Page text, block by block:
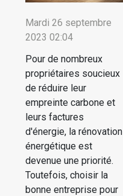
Mardi 26 septembre
2023 02:04
Pour de nombreux
propriétaires soucieux
de réduire leur
empreinte carbone et
leurs factures
d'énergie, la rénovation
énergétique est
devenue une priorité.
Toutefois, choisir la
bonne entreprise pour